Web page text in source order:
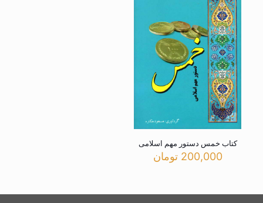
کتاب خمس دستور مهم اسلامی
200,000 تومان